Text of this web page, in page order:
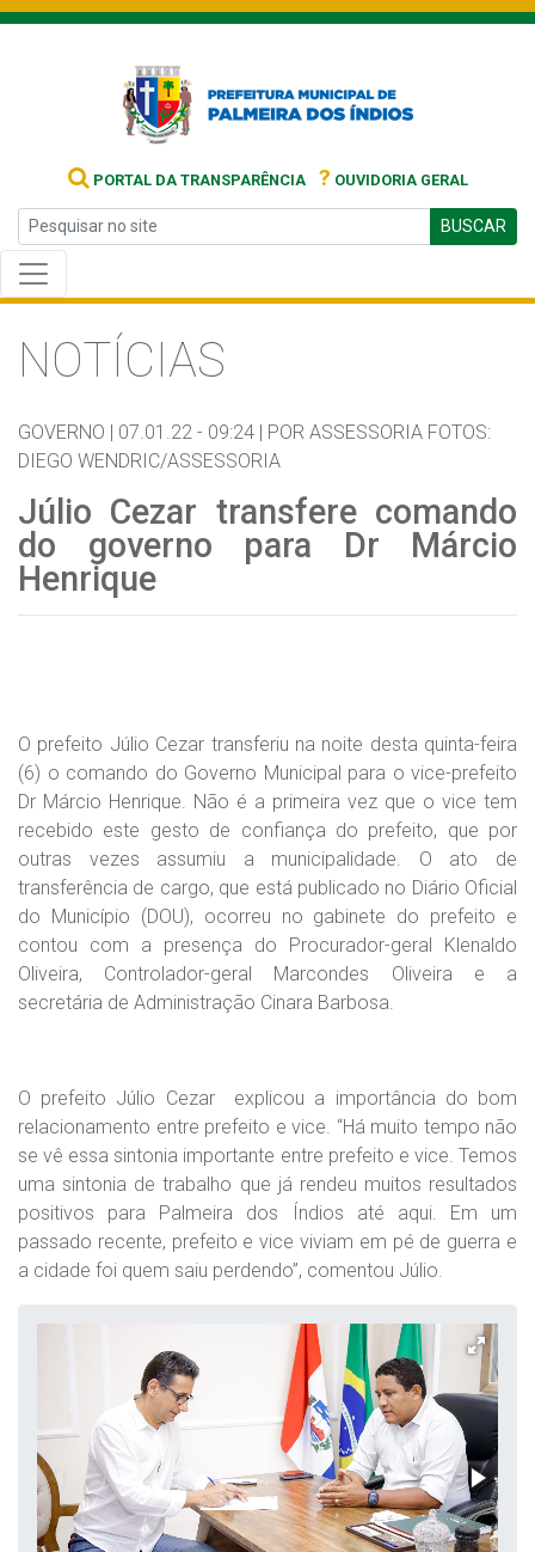
PORTAL DA TRANSPARÊNCIA ? OUVIDORIA GERAL
BUSCAR
NOTÍCIAS
GOVERNO | 07.01.22 - 09:24 | POR ASSESSORIA FOTOS:
DIEGO WENDRIC/ASSESSORIA
Júlio Cezar transfere comando
do governo para Dr Márcio
Henrique
O prefeito Júlio Cezar transferiu na noite desta quinta-feira
(6) o comando do Governo Municipal para o vice-prefeito
Dr Márcio Henrique. Não é a primeira vez que o vice tem
recebido este gesto de confiança do prefeito, que por
outras vezes assumiu a municipalidade. O ato de
transferência de cargo, que está publicado no Diário Oficial
do Município (DOU), ocorreu no gabinete do prefeito e
contou com a presença do Procurador-geral Klenaldo
Oliveira, Controlador-geral Marcondes Oliveira e a
secretária de Administração Cinara Barbosa.
O prefeito Júlio Cezar explicou a importância do bom
relacionamento entre prefeito e vice. “Há muito tempo não
se vê essa sintonia importante entre prefeito e vice. Temos
uma sintonia de trabalho que já rendeu muitos resultados
positivos para Palmeira dos Índios até aqui. Em um
passado recente, prefeito e vice viviam em pé de guerra e
a cidade foi quem saiu perdendo”, comentou Júlio.